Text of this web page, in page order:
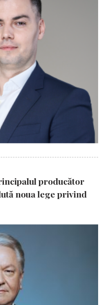
producător
noua lege privind